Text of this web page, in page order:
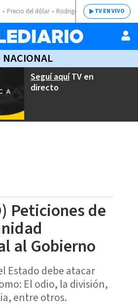
Precio del dólar Rodrigo ChavesTV EN VIVO
NACIONAL
Seguí aquíTV en
directo
Peticiones de
al Gobierno
Estado debe atacar
El odio, la división,
entre otros.